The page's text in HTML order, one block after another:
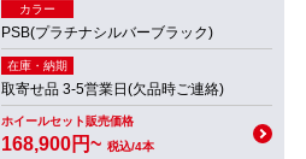
カラー
PSB(プラチナシルバーブラック)
在庫・納期
取寄せ品 3-5営業日(欠品時ご連絡)
ホイールセット販売価格
168,900円~ 税込/4本